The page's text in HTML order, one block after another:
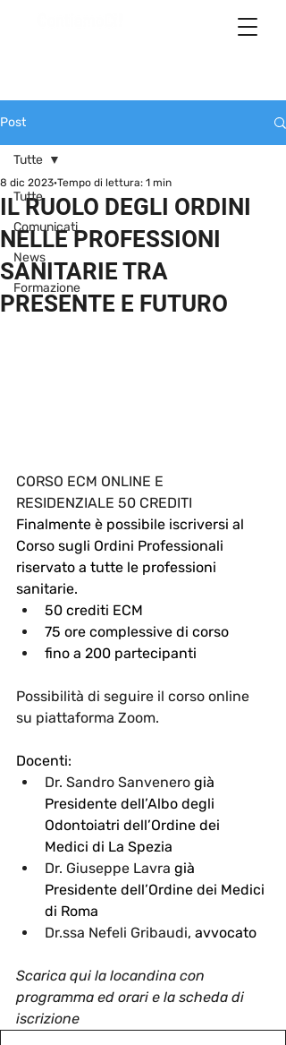
Post
Tutte
Comunicati
News
Formazione
Tutte
IL RUOLO DEGLI ORDINI
NELLE PROFESSIONI
SANITARIE TRA
PRESENTE E FUTURO
8 dic 2023 Tempo di lettura: 1 min
CORSO ECM ONLINE E
RESIDENZIALE 50 CREDITI
Finalmente è possibile iscriversi al
Corso sugli Ordini Professionali
riservato a tutte le professioni
sanitarie.
50 crediti ECM
75 ore complessive di corso
fino a 200 partecipanti
Possibilità di seguire il corso online
su piattaforma Zoom.
Docenti:
Dr. Sandro Sanvenero già
Presidente dell’Albo degli
Odontoiatri dell’Ordine dei
Medici di La Spezia
Dr. Giuseppe Lavra già
Presidente dell’Ordine dei Medici
di Roma
Dr.ssa Nefeli Gribaudi, avvocato
Scarica qui la locandina con
programma ed orari e la scheda di
iscrizione